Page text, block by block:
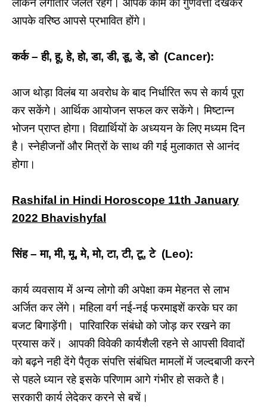
लेकिन लगातार जलते रहेंगे। आपके काम की गुणवत्ता देखकर
आपके वरिष्ठ आपसे प्रभावित होंगे।
कर्क – ही, हू, हे, हो, डा, डी, डू, डे, डो (Cancer):
आज थोड़ा विलंब या अवरोध के बाद निर्धारित रूप से कार्य पूरा
कर सकेंगे। आर्थिक आयोजन सफल कर सकेंगे। मिष्टान्न
भोजन प्राप्त होगा। विद्यार्थियों के अध्ययन के लिए मध्यम दिन
है। स्नेहीजनों और मित्रों के साथ की गई मुलाकात से आनंद
होगा।
Rashifal in Hindi Horoscope 11th January
2022 Bhavishyfal
सिंह – मा, मी, मू, मे, मो, टा, टी, टू, टे (Leo):
कार्य व्यवसाय में अन्य लोगो की अपेक्षा कम मेहनत से लाभ
अर्जित कर लेंगे। महिला वर्ग नई-नई फरमाइशें करके घर का
बजट बिगाड़ेंगी। पारिवारिक संबंधो को जोड़ कर रखने का
प्रयास करें। आपकी विवेकी कार्यशैली रहने से आपसी विवादों
को बढ़ने नही देंगे पैतृक संपत्ति संबंधित मामलों में जल्दबाजी करने
से पहले ध्यान रहे इसके परिणाम आगे गंभीर हो सकते है।
सरकारी कार्य लेदेकर करने से बचें।